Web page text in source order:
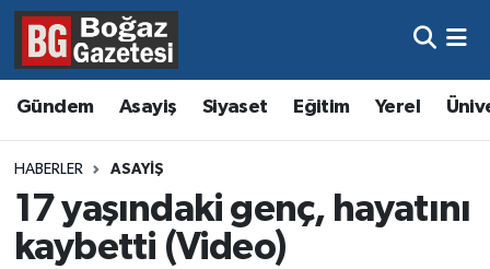
Gündem Asayiş Siyaset Eğitim Yerel
HABERLER ASAYIŞ
17 yaşındaki genç, hayatını
kaybetti (Video)
Asayiş
Eğitim
Gündem
Hava Durumu
Trafik Durumu
Süper Lig Puan Durumu ve Fikstür
Tüm Manşetler